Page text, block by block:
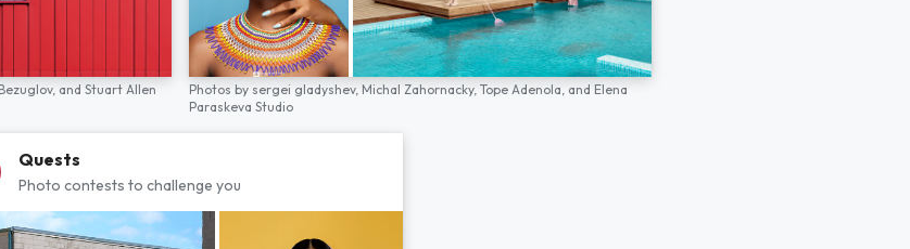
and Stuart Allen Photos by sergei gladyshev, Michal Zahornacky, Tope Adenola, and Elena
Paraskeva Studio
Quests
Photo contests to challenge you